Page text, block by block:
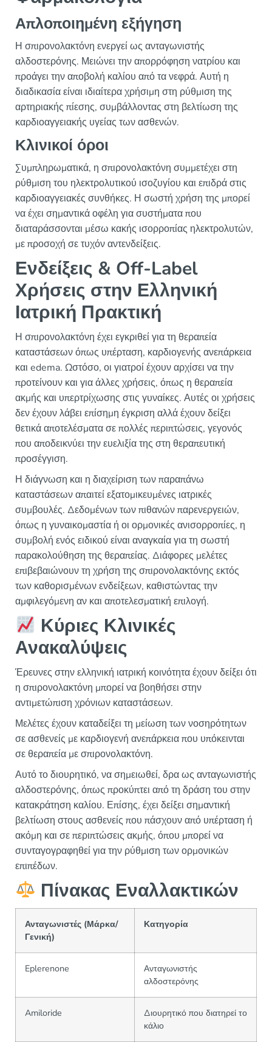
Απλοποιημένη εξήγηση
Η σπιρονολακτόνη ενεργεί ως ανταγωνιστής
αλδοστερόνης. Μειώνει την απορρόφηση νατρίου και
προάγει την αποβολή καλίου από τα νεφρά. Αυτή η
διαδικασία είναι ιδιαίτερα χρήσιμη στη ρύθμιση της
αρτηριακής πίεσης, συμβάλλοντας στη βελτίωση της
καρδιοαγγειακής υγείας των ασθενών.
Κλινικοί όροι
Συμπληρωματικά, η σπιρονολακτόνη συμμετέχει στη
ρύθμιση του ηλεκτρολυτικού ισοζυγίου και επιδρά στις
καρδιοαγγειακές συνθήκες. Η σωστή χρήση της μπορεί
να έχει σημαντικά οφέλη για συστήματα που
διαταράσσονται μέσω κακής ισορροπίας ηλεκτρολυτών,
με προσοχή σε τυχόν αντενδείξεις.
Ενδείξεις & Off-Label
Χρήσεις στην Ελληνική
Ιατρική Πρακτική
Η σπιρονολακτόνη έχει εγκριθεί για τη θεραπεία
καταστάσεων όπως υπέρταση, καρδιογενής ανεπάρκεια
και edema. Ωστόσο, οι γιατροί έχουν αρχίσει να την
προτείνουν και για άλλες χρήσεις, όπως η θεραπεία
ακμής και υπερτρίχωσης στις γυναίκες. Αυτές οι χρήσεις
δεν έχουν λάβει επίσημη έγκριση αλλά έχουν δείξει
θετικά αποτελέσματα σε πολλές περιπτώσεις, γεγονός
που αποδεικνύει την ευελιξία της στη θεραπευτική
προσέγγιση.
Η διάγνωση και η διαχείριση των παραπάνω
καταστάσεων απαιτεί εξατομικευμένες ιατρικές
συμβουλές. Δεδομένων των πιθανών παρενεργειών,
όπως η γυναικομαστία ή οι ορμονικές ανισορροπίες, η
συμβολή ενός ειδικού είναι αναγκαία για τη σωστή
παρακολούθηση της θεραπείας. Διάφορες μελέτες
επιβεβαιώνουν τη χρήση της σπιρονολακτόνης εκτός
των καθορισμένων ενδείξεων, καθιστώντας την
αμφιλεγόμενη αν και αποτελεσματική επιλογή.
Κύριες Κλινικές
Ανακαλύψεις
Έρευνες στην ελληνική ιατρική κοινότητα έχουν δείξει ότι
η σπιρονολακτόνη μπορεί να βοηθήσει στην
αντιμετώπιση χρόνιων καταστάσεων.
Μελέτες έχουν καταδείξει τη μείωση των νοσηρότητων
σε ασθενείς με καρδιογενή ανεπάρκεια που υπόκεινται
σε θεραπεία με σπιρονολακτόνη.
Αυτό το διουρητικό, να σημειωθεί, δρα ως ανταγωνιστής
αλδοστερόνης, όπως προκύπτει από τη δράση του στην
κατακράτηση καλίου. Επίσης, έχει δείξει σημαντική
βελτίωση στους ασθενείς που πάσχουν από υπέρταση ή
ακόμη και σε περιπτώσεις ακμής, όπου μπορεί να
συνταγογραφηθεί για την ρύθμιση των ορμονικών
επιπέδων.
Πίνακας Εναλλακτικών
Ανταγωνιστές (Μάρκα/
Γενική)
Κατηγορία
Eplerenone
Ανταγωνιστής
αλδοστερόνης
Amiloride
Διουρητικό που διατηρεί το
κάλιο